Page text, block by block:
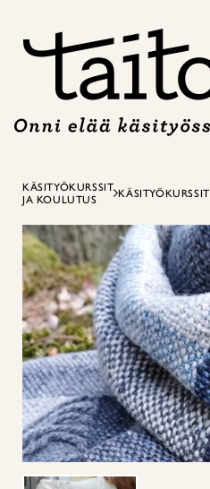
KÄSITYÖKURSSIT
JA KOULUTUS
KÄSITYÖKURSSIT